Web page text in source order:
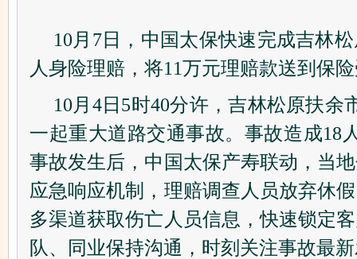
10月7日，中国太保快速完成吉林
人身险理赔，将11万元理赔款送到保
10月4日5时40分许，吉林松原扶余
一起重大道路交通事故。事故造成18
事故发生后，中国太保产寿联动，当
应急响应机制，理赔调查人员放弃休
多渠道获取伤亡人员信息，快速锁定
队、同业保持沟通，时刻关注事故最